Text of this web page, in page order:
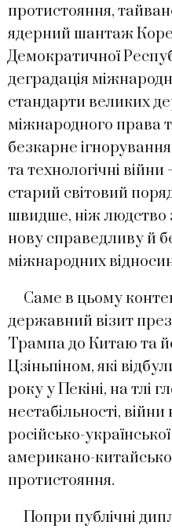
протистояння,
ядерний шантаж
Демократичної
деградація
стандарти великих
міжнародного права
безкарне
та технологічні
старий світовий
швидше, ніж людство
нову справедливу й
міжнародних
Саме в цьому
державний візит
Трампа до Китаю та
Цзіньпіном, які
року у Пекіні, на тлі
нестабільності,
російсько-
американо-
протистояння.
Попри публічні